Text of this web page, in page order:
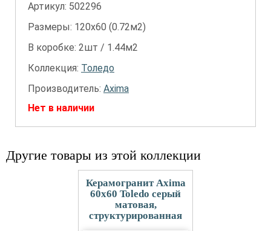
Артикул: 502296
Размеры: 120х60 (0.72м2)
В коробке: 2шт / 1.44м2
Коллекция: Толедо
Производитель: Axima
Нет в наличии
Другие товары из этой коллекции
Керамогранит Axima
60x60 Toledo серый
матовая,
структурированная